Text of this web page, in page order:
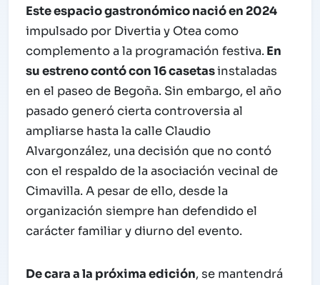
Este espacio gastronómico nació en 2024
impulsado por Divertia y Otea como
complemento a la programación festiva.En
su estreno contó con 16 casetasinstaladas
en el paseo de Begoña. Sin embargo, el año
pasado generó cierta controversia al
ampliarse hasta la calle Claudio
Alvargonzález, una decisión que no contó
con el respaldo de la asociación vecinal de
Cimavilla. A pesar de ello, desde la
organización siempre han defendido el
carácter familiar y diurno del evento.
De cara a la próxima edición, se mantendrá